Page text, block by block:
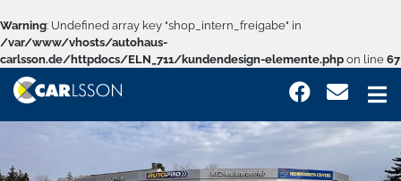
Warning: Undefined array key "shop_intern_freigabe" in
/var/www/vhosts/autohaus-
carlsson.de/httpdocs/ELN_711/kundendesign-elemente.php on line 67